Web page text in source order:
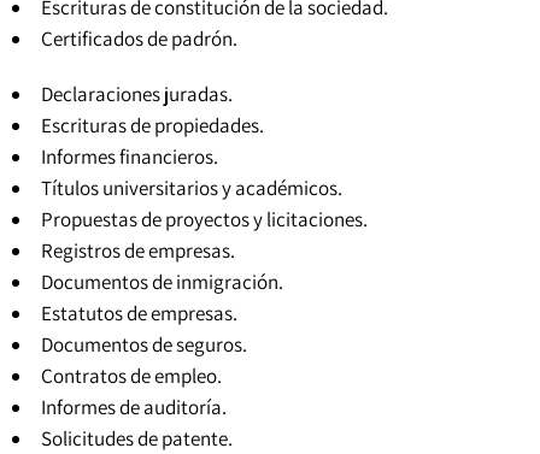
Escrituras de constitución de la sociedad.
Certificados de padrón.
Declaraciones juradas.
Escrituras de propiedades.
Informes financieros.
Títulos universitarios y académicos.
Propuestas de proyectos y licitaciones.
Registros de empresas.
Documentos de inmigración.
Estatutos de empresas.
Documentos de seguros.
Contratos de empleo.
Informes de auditoría.
Solicitudes de patente.